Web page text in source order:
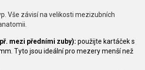
Vše závisí na velikosti mezizubních
mezi předními zuby): použijte kartáček s
Tyto jsou ideální pro mezery menší než